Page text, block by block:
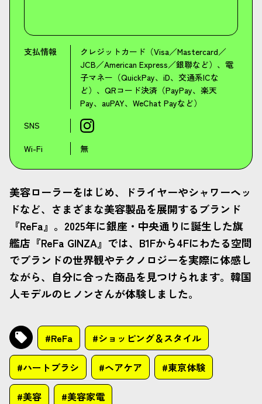
支払情報
クレジットカード（Visa／Mastercard／
JCB／American Express／銀聯など）、電
子マネー（QuickPay、iD、交通系ICな
ど）、QRコード決済（PayPay、楽天
Pay、auPAY、WeChat Payなど）
SNS
Wi-Fi
無
美容ローラーをはじめ、ドライヤーやシャワーヘッ
ドなど、さまざまな美容製品を展開するブランド
『ReFa』。2025年に銀座・中央通りに誕生した旗
艦店『ReFa GINZA』では、B1Fから4Fにわたる空間
でブランドの世界観やテクノロジーを実際に体感し
ながら、自分に合った商品を見つけられます。韓国
人モデルのヒノンさんが体験しました。
#ReFa #ショッピング＆スタイル
#ハートブラシ #ヘアケア #東京体験
#美容 #美容家電